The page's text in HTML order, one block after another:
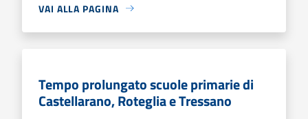
VAI ALLA PAGINA
Tempo prolungato scuole primarie di
Castellarano, Roteglia e Tressano